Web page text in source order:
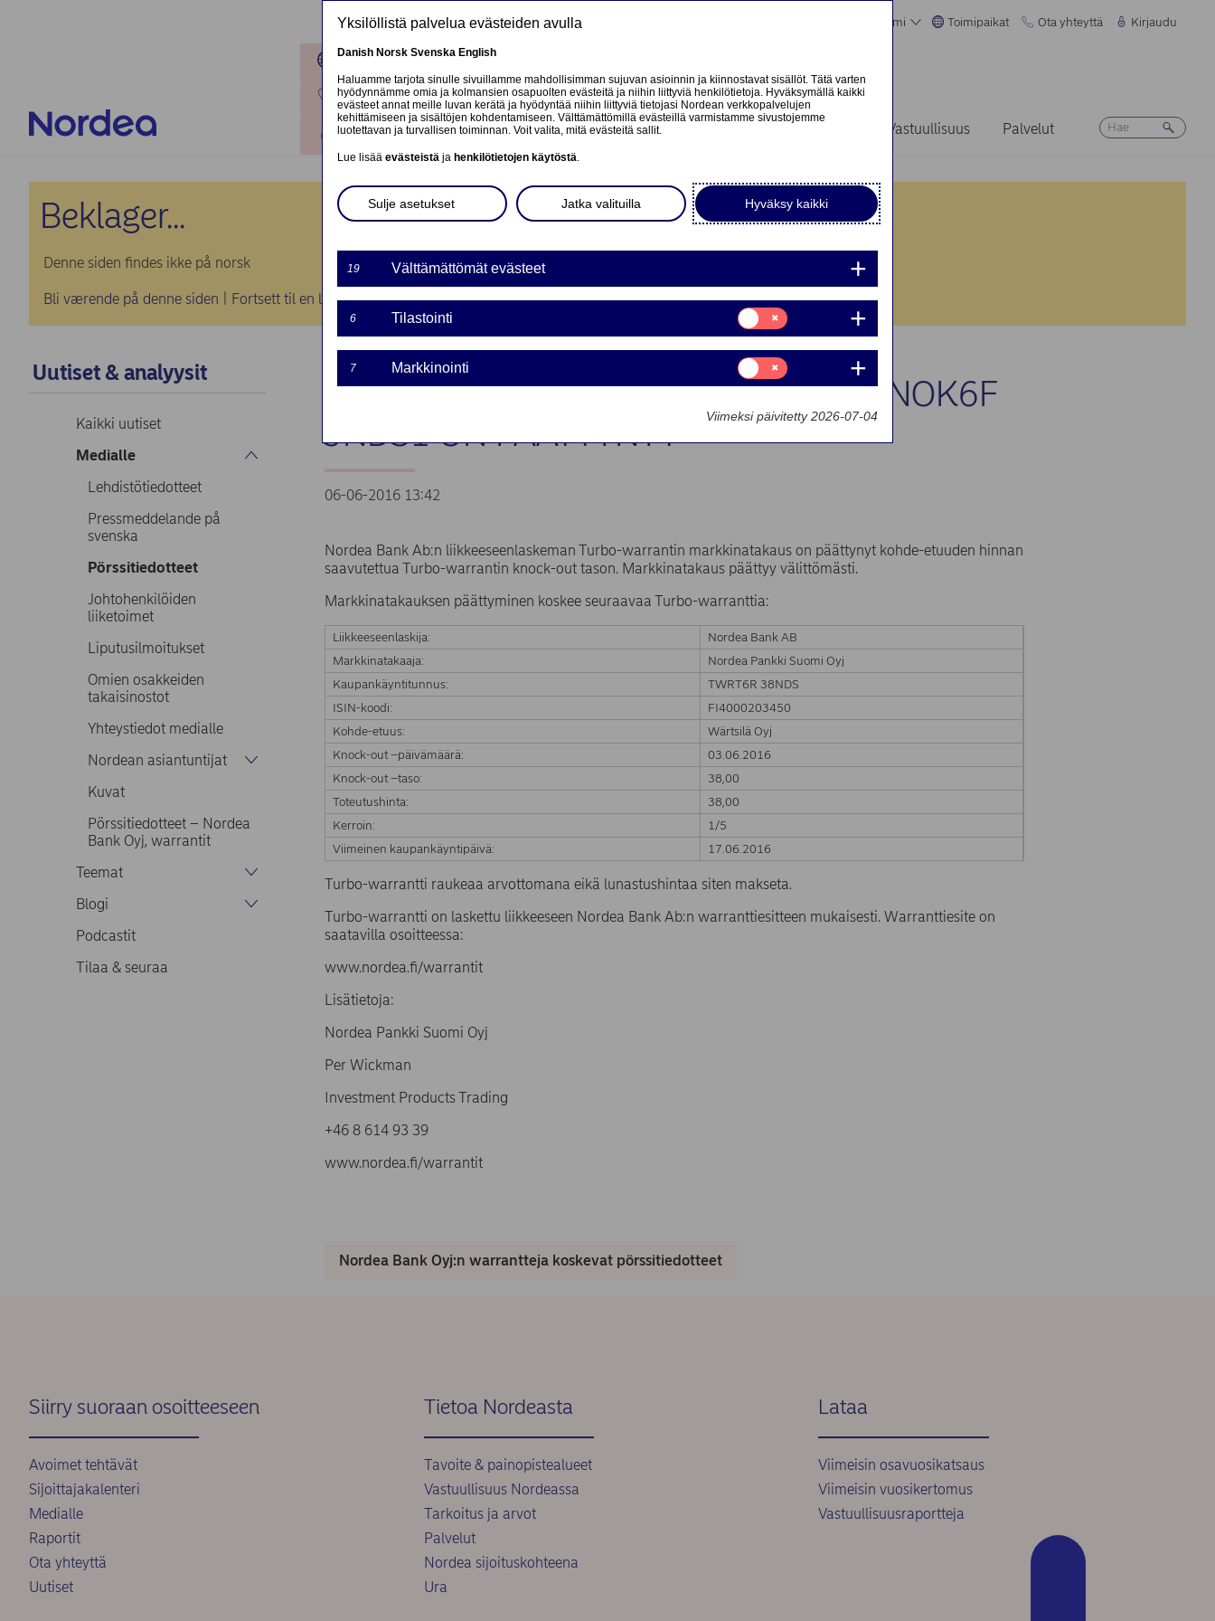
Suomi Toimipaikat Ota yhteyttä Kirjaudu
Ota yhteyttä
Kirjaudu
Tietoa meistä Sijoittajat Uutiset & analyysit Vastuullisuus Palvelut
Beklager...
Denne siden findes ikke på norsk
Bli værende på denne siden Fortsett til en lignende side på norsk
Uutiset & analyysit
Kaikki uutiset
Medialle
Lehdistötiedotteet
Pressmeddelande på
svenska
Pörssitiedotteet
Johtohenkilöiden
liiketoimet
Liputusilmoitukset
Omien osakkeiden
takaisinostot
Yhteystiedot medialle
Nordean asiantuntijat
Kuvat
Pörssitiedotteet – Nordea
Bank Oyj, warrantit
Teemat
Blogi
Podcastit
Tilaa & seuraa
MARKKINATAKAUS WARRANTILLE TNOK6F
5NDS1 ON PÄÄTTYNYT
06-06-2016 13:42
Nordea Bank Ab:n liikkeeseenlaskeman Turbo-warrantin markkinatakaus on päättynyt kohde-etuuden hinnan
saavutettua Turbo-warrantin knock-out tason. Markkinatakaus päättyy välittömästi.
Markkinatakauksen päättyminen koskee seuraavaa Turbo-warranttia:
Liikkeeseenlaskija:
Nordea Bank AB
Markkinatakaaja:
Nordea Pankki Suomi Oyj
Kaupankäyntitunnus:
TWRT6R 38NDS
ISIN-koodi:
FI4000203450
Kohde-etuus:
Wärtsilä Oyj
Knock-out –päivämäärä:
03.06.2016
Knock-out –taso:
38,00
Toteutushinta:
38,00
Kerroin:
1/5
Viimeinen kaupankäyntipäivä:
17.06.2016
Turbo-warrantti raukeaa arvottomana eikä lunastushintaa siten makseta.
Turbo-warrantti on laskettu liikkeeseen Nordea Bank Ab:n warranttiesitteen mukaisesti. Warranttiesite on
saatavilla osoitteessa:
www.nordea.fi/warrantit
Lisätietoja:
Nordea Pankki Suomi Oyj
Per Wickman
Investment Products Trading
+46 8 614 93 39
www.nordea.fi/warrantit
Nordea Bank Oyj:n warrantteja koskevat pörssitiedotteet
Siirry suoraan osoitteeseen
Avoimet tehtävät
Sijoittajakalenteri
Medialle
Raportit
Ota yhteyttä
Uutiset
Tietoa Nordeasta
Tavoite & painopistealueet
Vastuullisuus Nordeassa
Tarkoitus ja arvot
Palvelut
Nordea sijoituskohteena
Ura
Lataa
Viimeisin osavuosikatsaus
Viimeisin vuosikertomus
Vastuullisuusraportteja
Yksilöllistä palvelua evästeiden avulla
Danish Norsk Svenska English
Haluamme tarjota sinulle sivuillamme mahdollisimman sujuvan asioinnin ja kiinnostavat sisällöt. Tätä varten
hyödynnämme omia ja kolmansien osapuolten evästeitä ja niihin liittyviä henkilötietoja. Hyväksymällä kaikki
evästeet annat meille luvan kerätä ja hyödyntää niihin liittyviä tietojasi Nordean verkkopalvelujen
kehittämiseen ja sisältöjen kohdentamiseen. Välttämättömillä evästeillä varmistamme sivustojemme
luotettavan ja turvallisen toiminnan. Voit valita, mitä evästeitä sallit.
Lue lisää evästeistä ja henkilötietojen käytöstä.
Hyväksy kaikki
Jatka valituilla
Sulje asetukset
19 Välttämättömät evästeet
6 Tilastointi
Suostumusvalinta:
Tilastointi
7 Markkinointi
Suostumusvalinta:
Markkinointi
Viimeksi päivitetty 2026-07-04